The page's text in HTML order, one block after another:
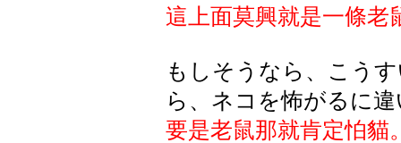
這上面莫興就是一條老
もしそうなら、こう
ら、ネコを怖がるに
要是老鼠那就肯定怕貓